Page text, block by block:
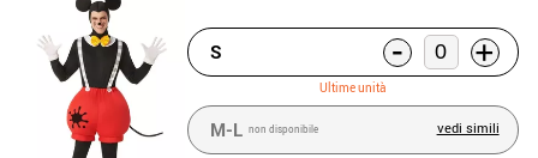
S - +
Ultime unità
M-L non disponibile vedi simili